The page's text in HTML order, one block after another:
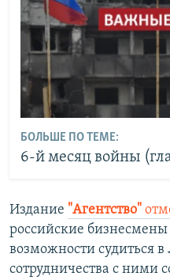
БОЛЬШЕ ПО ТЕМЕ:
6-й месяц войны
Издание "Агентство"
российские
возможности судиться в
сотрудничества с ними